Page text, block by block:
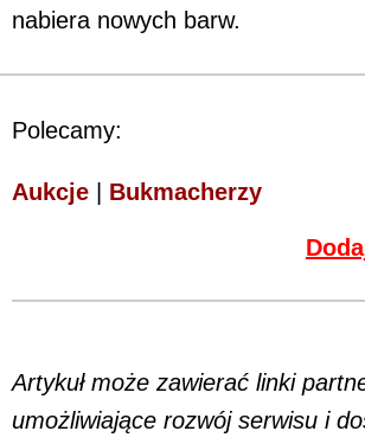
nabiera nowych barw.
Polecamy:
Aukcje Bukmacherzy
Artykuł może zawierać linki
umożliwiające rozwój serwisu i